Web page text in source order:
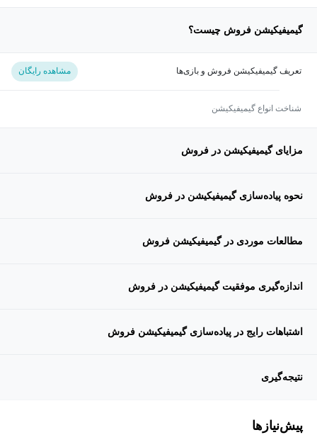
گیمیفیکیشن فروش چیست؟
تعریف گیمیفیکیشن فروش و بازی‌ها مشاهده رایگان
شناخت انواع گیمیفیکیشن
مزایای گیمیفیکیشن در فروش
نحوه پیاده‌سازی گیمیفیکیشن در فروش
مطالعات موردی در گیمیفیکیشن فروش
اندازه‌گیری موفقیت گیمیفیکیشن در فروش
اشتباهات رایج در پیاده‌سازی گیمیفیکیشن فروش
نتیجه‌گیری
پیش‌نیاز‌ها